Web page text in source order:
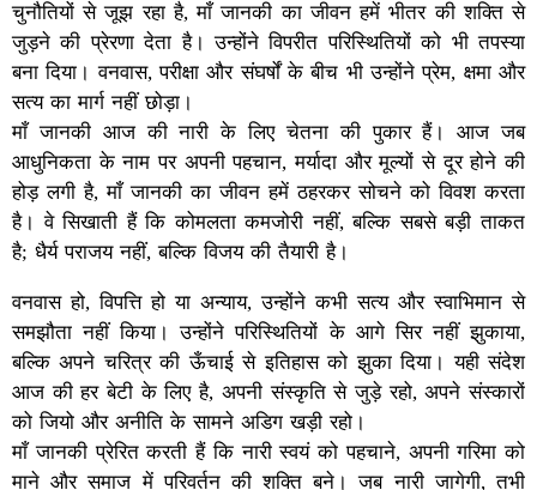
चुनौतियों से जूझ रहा है, माँ जानकी का जीवन हमें भीतर की शक्ति से
जुड़ने की प्रेरणा देता है। उन्होंने विपरीत परिस्थितियों को भी तपस्या
बना दिया। वनवास, परीक्षा और संघर्षों के बीच भी उन्होंने प्रेम, क्षमा और
सत्य का मार्ग नहीं छोड़ा।
माँ जानकी आज की नारी के लिए चेतना की पुकार हैं। आज जब
आधुनिकता के नाम पर अपनी पहचान, मर्यादा और मूल्यों से दूर होने की
होड़ लगी है, माँ जानकी का जीवन हमें ठहरकर सोचने को विवश करता
है। वे सिखाती हैं कि कोमलता कमजोरी नहीं, बल्कि सबसे बड़ी ताकत
है; धैर्य पराजय नहीं, बल्कि विजय की तैयारी है।
वनवास हो, विपत्ति हो या अन्याय, उन्होंने कभी सत्य और स्वाभिमान से
समझौता नहीं किया। उन्होंने परिस्थितियों के आगे सिर नहीं झुकाया,
बल्कि अपने चरित्र की ऊँचाई से इतिहास को झुका दिया। यही संदेश
आज की हर बेटी के लिए है, अपनी संस्कृति से जुड़े रहो, अपने संस्कारों
को जियो और अनीति के सामने अडिग खड़ी रहो।
माँ जानकी प्रेरित करती हैं कि नारी स्वयं को पहचाने, अपनी गरिमा को
माने और समाज में परिवर्तन की शक्ति बने। जब नारी जागेगी, तभी